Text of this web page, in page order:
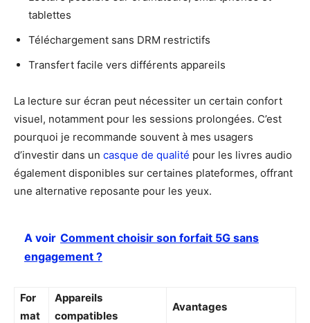
tablettes
Téléchargement sans DRM restrictifs
Transfert facile vers différents appareils
La lecture sur écran peut nécessiter un certain confort
visuel, notamment pour les sessions prolongées. C’est
pourquoi je recommande souvent à mes usagers
d’investir dans un casque de qualité pour les livres audio
également disponibles sur certaines plateformes, offrant
une alternative reposante pour les yeux.
A voir Comment choisir son forfait 5G sans
engagement ?
For
mat
Appareils
compatibles
Avantages